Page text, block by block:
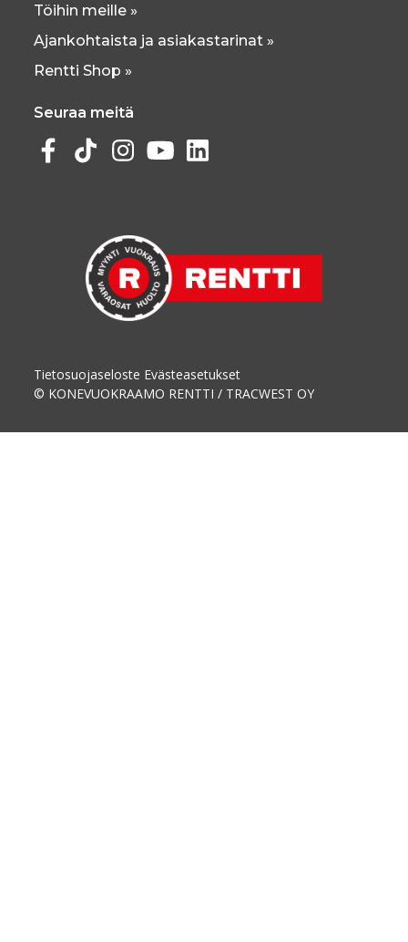
Töihin meille »
Ajankohtaista ja asiakastarinat »
Rentti Shop »
Seuraa meitä
Tietosuojaseloste Evästeasetukset
© KONEVUOKRAAMO RENTTI / TRACWEST OY